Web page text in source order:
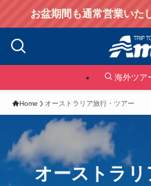
お盆期間も通常営業いた
海外ツア
Home オーストラリア旅行・ツアー
オーストラリ